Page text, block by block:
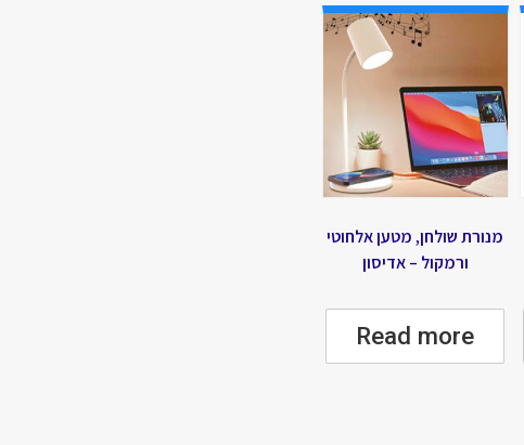
מנורת שולחן, מטען אלחוטי
ורמקול – אדיסון
Read more